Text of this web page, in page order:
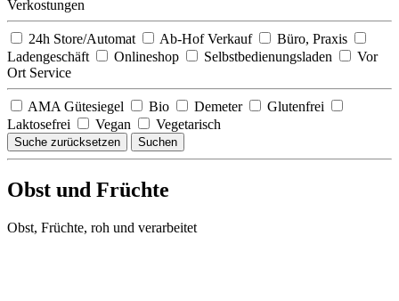
Verkostungen
24h Store/Automat Ab-Hof Verkauf
Büro, Praxis
Ladengeschäft
Onlineshop Selbstbedienungsladen
Vor
Ort Service
AMA Gütesiegel Bio Demeter
Glutenfrei
Laktosefrei
Vegan Vegetarisch
Suche zurücksetzen Suchen
Obst und Früchte
Obst, Früchte, roh und verarbeitet